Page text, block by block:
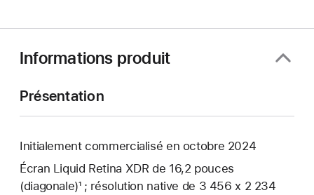
Informations produit
Présentation
Initialement commercialisé en octobre 2024
Écran Liquid Retina XDR de 16,2 pouces
(diagonale)¹ ; résolution native de 3 456 x 2 234